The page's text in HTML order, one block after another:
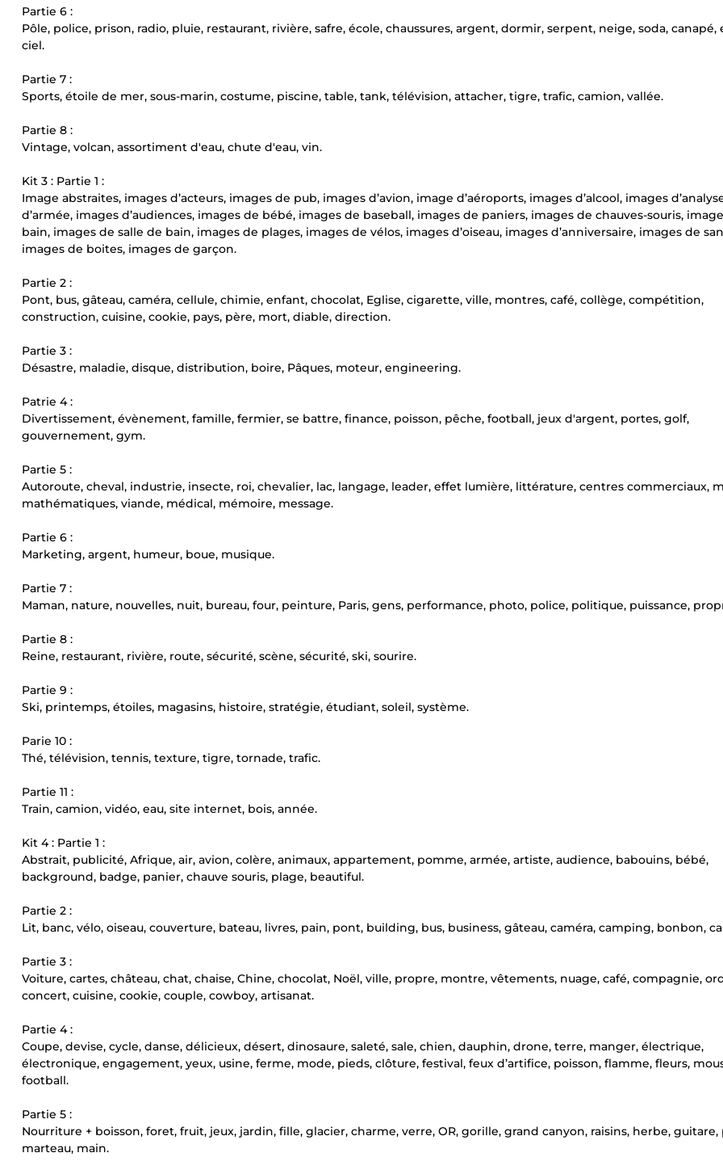
Partie 6 :
Pôle, police, prison, radio, pluie, restaurant, rivière, safre, école, chaussures, argent, dormir, serpent, neige, soda, canapé,
ciel.
Partie 7 :
Sports, étoile de mer, sous-marin, costume, piscine, table, tank, télévision, attacher, tigre, trafic, camion, vallée.
Partie 8 :
Vintage, volcan, assortiment d'eau, chute d'eau, vin.
Kit 3 : Partie 1 :
Image abstraites, images d’acteurs, images de pub, images d’avion, image d’aéroports, images d’alcool, images
d’armée, images d’audiences, images de bébé, images de baseball, images de paniers, images de chauves-souris,
bain, images de salle de bain, images de plages, images de vélos, images d’oiseau, images d’anniversaire, images de
images de boites, images de garçon.
Partie 2 :
Pont, bus, gâteau, caméra, cellule, chimie, enfant, chocolat, Eglise, cigarette, ville, montres, café, collège, compétition,
construction, cuisine, cookie, pays, père, mort, diable, direction.
Partie 3 :
Désastre, maladie, disque, distribution, boire, Pâques, moteur, engineering.
Patrie 4 :
Divertissement, évènement, famille, fermier, se battre, finance, poisson, pêche, football, jeux d'argent, portes, golf,
gouvernement, gym.
Partie 5 :
Autoroute, cheval, industrie, insecte, roi, chevalier, lac, langage, leader, effet lumière, littérature, centres commerciaux,
mathématiques, viande, médical, mémoire, message.
Partie 6 :
Marketing, argent, humeur, boue, musique.
Partie 7 :
Maman, nature, nouvelles, nuit, bureau, four, peinture, Paris, gens, performance, photo, police, politique, puissance,
Partie 8 :
Reine, restaurant, rivière, route, sécurité, scène, sécurité, ski, sourire.
Partie 9 :
Ski, printemps, étoiles, magasins, histoire, stratégie, étudiant, soleil, système.
Parie 10 :
Thé, télévision, tennis, texture, tigre, tornade, trafic.
Partie 11 :
Train, camion, vidéo, eau, site internet, bois, année.
Kit 4 : Partie 1 :
Abstrait, publicité, Afrique, air, avion, colère, animaux, appartement, pomme, armée, artiste, audience, babouins, bébé,
background, badge, panier, chauve souris, plage, beautiful.
Partie 2 :
Lit, banc, vélo, oiseau, couverture, bateau, livres, pain, pont, building, bus, business, gâteau, caméra, camping, bonbon,
Partie 3 :
Voiture, cartes, château, chat, chaise, Chine, chocolat, Noël, ville, propre, montre, vêtements, nuage, café, compagnie,
concert, cuisine, cookie, couple, cowboy, artisanat.
Partie 4 :
Coupe, devise, cycle, danse, délicieux, désert, dinosaure, saleté, sale, chien, dauphin, drone, terre, manger, électrique,
électronique, engagement, yeux, usine, ferme, mode, pieds, clôture, festival, feux d’artifice, poisson, flamme, fleurs,
football.
Partie 5 :
Nourriture + boisson, foret, fruit, jeux, jardin, fille, glacier, charme, verre, OR, gorille, grand canyon, raisins, herbe,
marteau, main.